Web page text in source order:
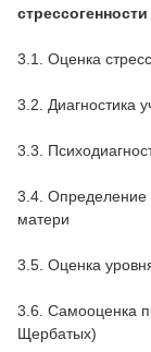
3.1. Оценка
3.2. Диагностика
3.3.
3.4. Определение
матери
3.5. Оценка
3.6. Самооценка
Щербатых)